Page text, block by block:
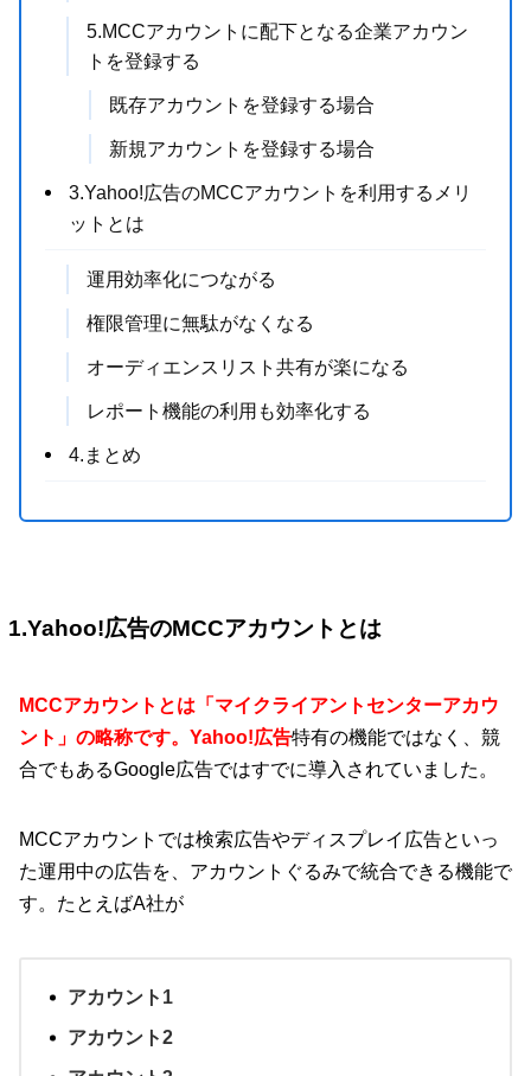
5.MCCアカウントに配下となる企業アカウン
トを登録する
既存アカウントを登録する場合
新規アカウントを登録する場合
3.Yahoo!広告のMCCアカウントを利用するメリ
ットとは
運用効率化につながる
権限管理に無駄がなくなる
オーディエンスリスト共有が楽になる
レポート機能の利用も効率化する
4.まとめ
1.Yahoo!広告のMCCアカウントとは
MCCアカウントとは「マイクライアントセンターアカウ
ント」の略称です。Yahoo!広告特有の機能ではなく、競
合でもあるGoogle広告ではすでに導入されていました。
MCCアカウントでは検索広告やディスプレイ広告といっ
た運用中の広告を、アカウントぐるみで統合できる機能で
す。たとえばA社が
アカウント1
アカウント2